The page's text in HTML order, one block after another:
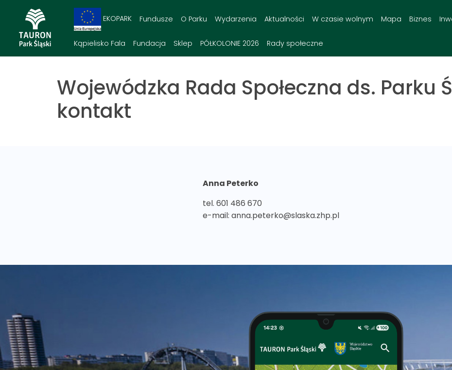
EKOPARK Fundusze O Parku Wydarzenia Aktualności W czasie wolnym Mapa Biznes
Kąpielisko Fala Fundacja Sklep PÓŁKOLONIE 2026 Rady społeczne
Wojewódzka Rada Społeczna ds. Parku
kontakt
Anna Peterko
tel. 601 486 670
e-mail: anna.peterko@slaska.zhp.pl